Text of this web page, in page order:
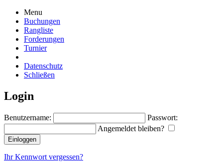
Menu
Buchungen
Rangliste
Forderungen
Turnier
Datenschutz
Schließen
Login
Benutzername:
Passwort:
Angemeldet bleiben?
Ihr Kennwort vergessen?